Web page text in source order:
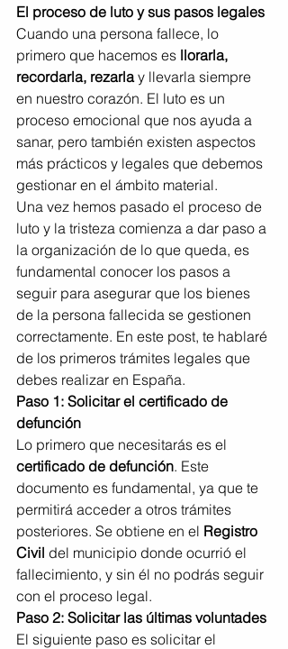
El proceso de luto y sus pasos legales
Cuando una persona fallece, lo
primero que hacemos es llorarla,
recordarla, rezarla y llevarla siempre
en nuestro corazón. El luto es un
proceso emocional que nos ayuda a
sanar, pero también existen aspectos
más prácticos y legales que debemos
gestionar en el ámbito material.
Una vez hemos pasado el proceso de
luto y la tristeza comienza a dar paso a
la organización de lo que queda, es
fundamental conocer los pasos a
seguir para asegurar que los bienes
de la persona fallecida se gestionen
correctamente. En este post, te hablaré
de los primeros trámites legales que
debes realizar en España.
Paso 1: Solicitar el certificado de
defunción
Lo primero que necesitarás es el
certificado de defunción. Este
documento es fundamental, ya que te
permitirá acceder a otros trámites
posteriores. Se obtiene en el Registro
Civil del municipio donde ocurrió el
fallecimiento, y sin él no podrás seguir
con el proceso legal.
Paso 2: Solicitar las últimas voluntades
El siguiente paso es solicitar el